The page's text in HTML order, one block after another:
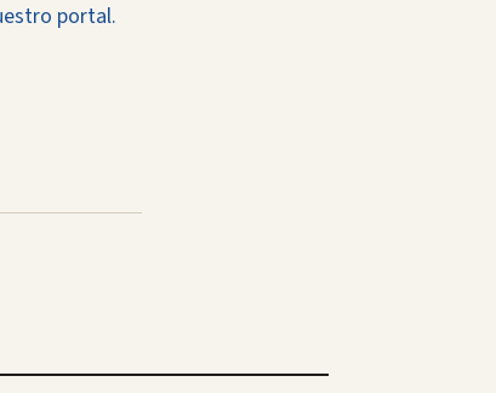
portal.